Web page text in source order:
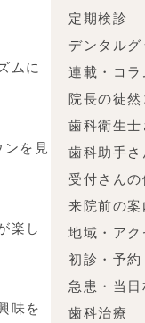
ムに
を見
楽し
味を
定期検診
デンタルグ
連載・コラ
院長の徒然
歯科衛生
歯科助手さ
受付さんの
来院前の案
地域・アク
初診・予約
急患・当日
歯科治療